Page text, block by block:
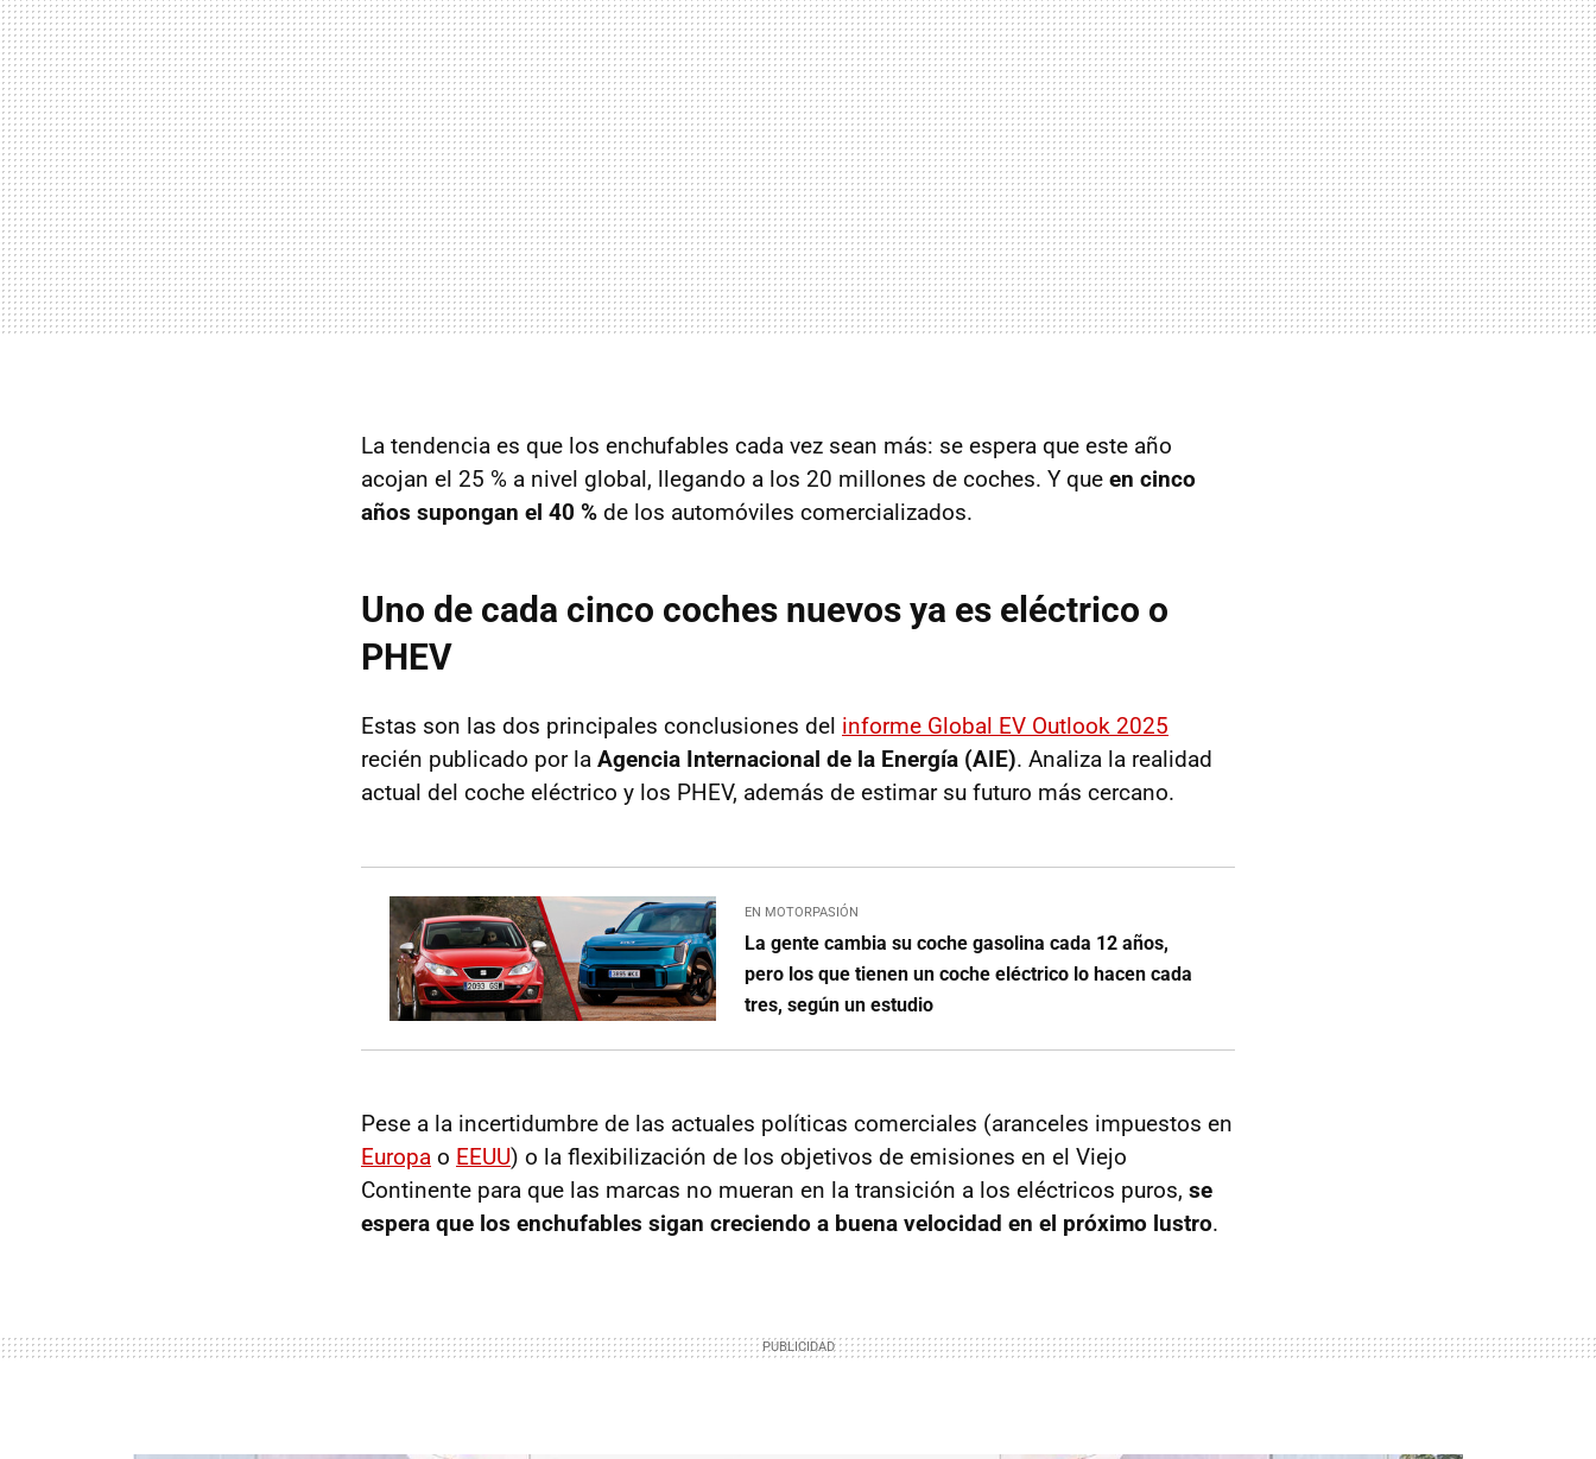
La tendencia es que los enchufables cada vez sean más: se espera que este año
acojan el 25 % a nivel global, llegando a los 20 millones de coches. Y que en cinco
años supongan el 40 % de los automóviles comercializados.
Uno de cada cinco coches nuevos ya es eléctrico o
PHEV
Estas son las dos principales conclusiones del informe Global EV Outlook 2025
recién publicado por la Agencia Internacional de la Energía (AIE). Analiza la realidad
actual del coche eléctrico y los PHEV, además de estimar su futuro más cercano.
EN MOTORPASIÓN
La gente cambia su coche gasolina cada 12 años,
pero los que tienen un coche eléctrico lo hacen cada
tres, según un estudio
Pese a la incertidumbre de las actuales políticas comerciales (aranceles impuestos en
Europa o EEUU) o la flexibilización de los objetivos de emisiones en el Viejo
Continente para que las marcas no mueran en la transición a los eléctricos puros, se
espera que los enchufables sigan creciendo a buena velocidad en el próximo lustro.